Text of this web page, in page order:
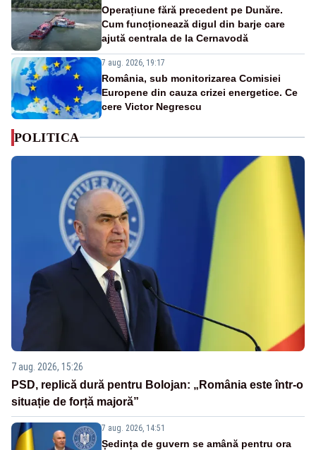
Operațiune fără precedent pe Dunăre.
Cum funcționează digul din barje care
ajută centrala de la Cernavodă
7 aug. 2026, 19:17
România, sub monitorizarea Comisiei
Europene din cauza crizei energetice. Ce
cere Victor Negrescu
POLITICA
7 aug. 2026, 15:26
PSD, replică dură pentru Bolojan: „România este într-o
situație de forță majoră”
7 aug. 2026, 14:51
Ședința de guvern se amână pentru ora